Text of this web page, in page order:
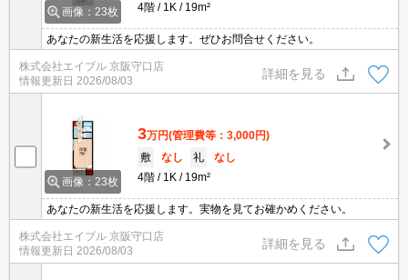
画像：23枚
4階
1K 19m²
あなたの新生活を応援します。ぜひお問合せください。
株式会社エイブル 京阪守口店
情報更新日 2026/08/03
詳細を見る
画像：23枚
3万円(管理費等：3,000円)
敷
なし 礼
なし
4階
1K 19m²
あなたの新生活を応援します。実物を見てお確かめください。
株式会社エイブル 京阪守口店
情報更新日 2026/08/03
詳細を見る